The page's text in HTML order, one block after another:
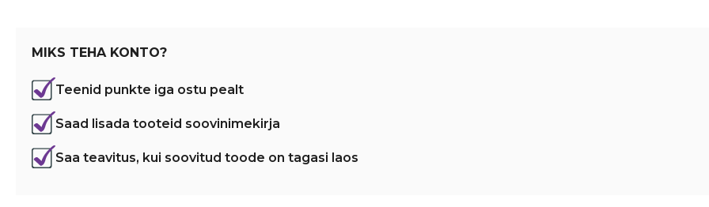
MIKS TEHA KONTO?
Teenid punkte iga ostu pealt
Saad lisada tooteid soovinimekirja
Saa teavitus, kui soovitud toode on tagasi laos